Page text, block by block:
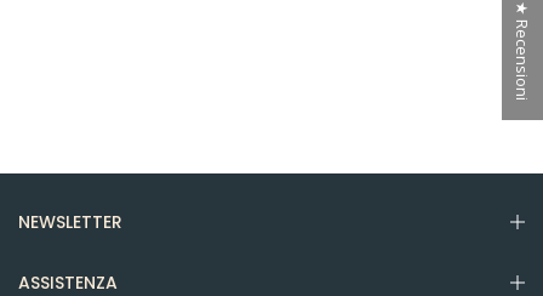
NEWSLETTER
ASSISTENZA
★ Recensioni